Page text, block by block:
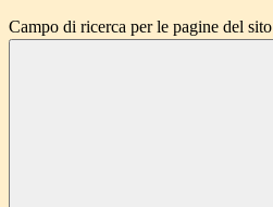
Campo di ricerca per le pagine del sito